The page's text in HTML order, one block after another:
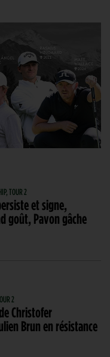
TOUR 2
et signe,
goût, Pavon gâche
2
Christofer
Brun en résistance